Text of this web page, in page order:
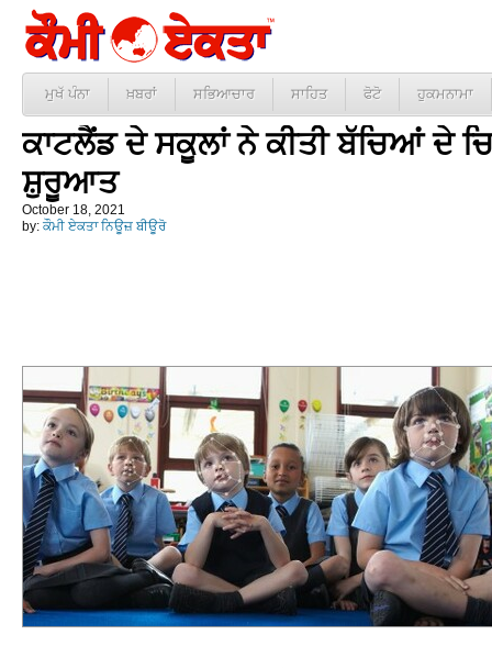
ਮੁਖੱ ਪੰਨਾ ਖ਼ਬਰਾਂ ਸਭਿਆਚਾਰ ਸਾਹਿਤ ਫੋਟੋ ਹੁਕਮਨਾਮਾ
ਕਾਟਲੈਂਡ ਦੇ ਸਕੂਲਾਂ ਨੇ ਕੀਤੀ ਬੱਚਿਆਂ ਦੇ
ਸ਼ੁਰੂਆਤ
October 18, 2021
by: ਕੌਮੀ ਏਕਤਾ ਨਿਊਜ਼ ਬੀਊਰੋ